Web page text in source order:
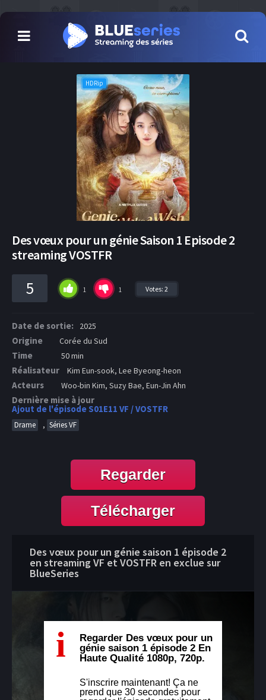
HDRip
Des vœux pour un génie Saison 1 Episode 2
streaming VOSTFR
5 1 1 Votes: 2
Date de sortie: 2025
Origine Corée du Sud
Time 50 min
Réalisateur Kim Eun-sook, Lee Byeong-heon
Acteurs Woo-bin Kim, Suzy Bae, Eun-Jin Ahn
Dernière mise à jour
Ajout de l'épisode S01E11 VF / VOSTFR
Drame , Séries VF
Regarder
Télécharger
Des vœux pour un génie saison 1 épisode 2
en streaming VF et VOSTFR en exclue sur
BlueSeries
i
Regarder Des vœux pour un
génie saison 1 épisode 2 En
Haute Qualité 1080p, 720p.
S'inscrire maintenant! Ça ne
prend que 30 secondes pour